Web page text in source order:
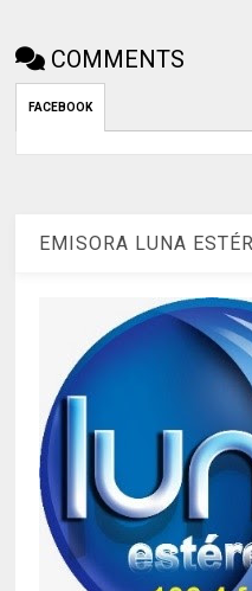
COMMENTS
FACEBOOK
EMISORA LUNA